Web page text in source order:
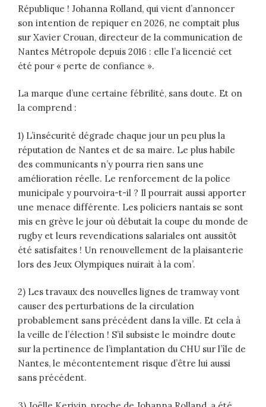
République ! Johanna Rolland, qui vient d’annoncer
son intention de repiquer en 2026, ne comptait plus
sur Xavier Crouan, directeur de la communication de
Nantes Métropole depuis 2016 : elle l’a licencié cet
été pour « perte de confiance ».
La marque d’une certaine fébrilité, sans doute. Et on
la comprend :
1) L’insécurité dégrade chaque jour un peu plus la
réputation de Nantes et de sa maire. Le plus habile
des communicants n’y pourra rien sans une
amélioration réelle. Le renforcement de la police
municipale y pourvoira-t-il ? Il pourrait aussi apporter
une menace différente. Les policiers nantais se sont
mis en grève le jour où débutait la coupe du monde de
rugby et leurs revendications salariales ont aussitôt
été satisfaites ! Un renouvellement de la plaisanterie
lors des Jeux Olympiques nuirait à la com’.
2) Les travaux des nouvelles lignes de tramway vont
causer des perturbations de la circulation
probablement sans précédent dans la ville. Et cela à
la veille de l’élection ! S’il subsiste le moindre doute
sur la pertinence de l’implantation du CHU sur l’île de
Nantes, le mécontentement risque d’être lui aussi
sans précédent.